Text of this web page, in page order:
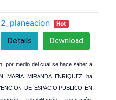
Hot
Download
Details
por medio del cual se hace saber a
MARIA MIRANDA ENRIQUEZ ha
DE ESPACIO PUBLICO EN